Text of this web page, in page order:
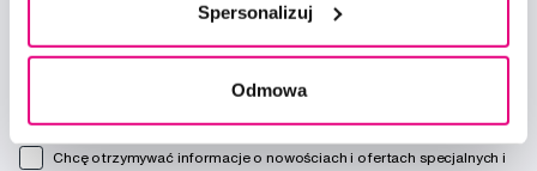
Spersonalizuj
Odmowa
Chcę otrzymywać informacje o nowościach i ofertach specjalnych i